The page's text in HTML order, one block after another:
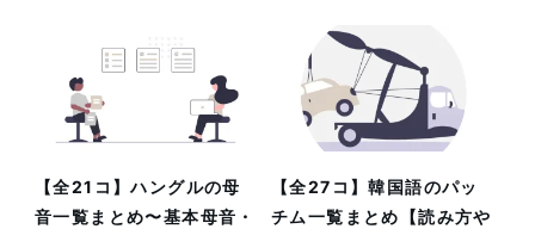
【全21コ】ハングルの母
音一覧まとめ〜基本母音・
【全27コ】韓国語のパッ
チム一覧まとめ【読み方や